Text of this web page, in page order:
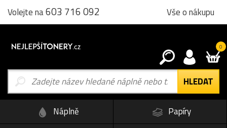
Volejte na603 716 092 Vše o nákupu
0
Náplně
Papíry